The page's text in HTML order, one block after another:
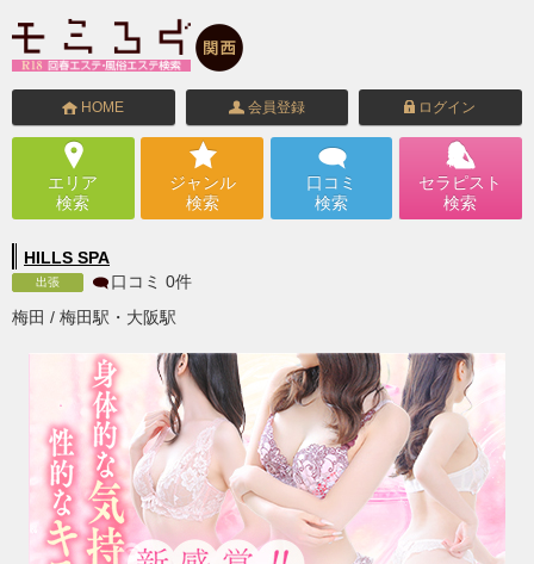
HOME 会員登録 ログイン
エリア
検索
ジャンル
検索
口コミ
検索
セラピスト
検索
HILLS SPA
出張 口コミ 0件
梅田 / 梅田駅・大阪駅